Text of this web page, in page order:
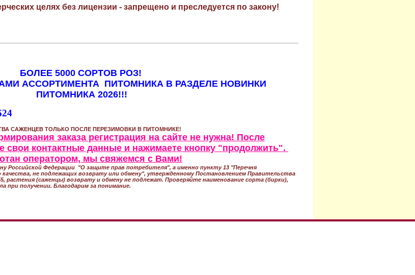
целях без лицензии - запрещено и преследуется по закону!
БОЛЕЕ 5000 СОРТОВ РОЗ!
АССОРТИМЕНТА ПИТОМНИКА В РАЗДЕЛЕ НОВИНКИ
ПИТОМНИКА 2026!!!
САЖЕНЦЕВ ТОЛЬКО ПОСЛЕ ПЕРЕЗИМОВКИ В ПИТОМНИКЕ!
заказа регистрация на сайте не нужна! После
свои контактные данные и нажимаете кнопку "продолжить".
оператором, мы свяжемся с Вами!
Российской Федерации "О защите прав потребителя", а именно пункту 13 "Перечня
не подлежащих возврату или обмену", утвержденному Постановлением Правительства
растения (саженцы) возврату и обмену не подлежат. Проверяйте наименование сорта (бирки),
при получении. Благодарим за понимание.